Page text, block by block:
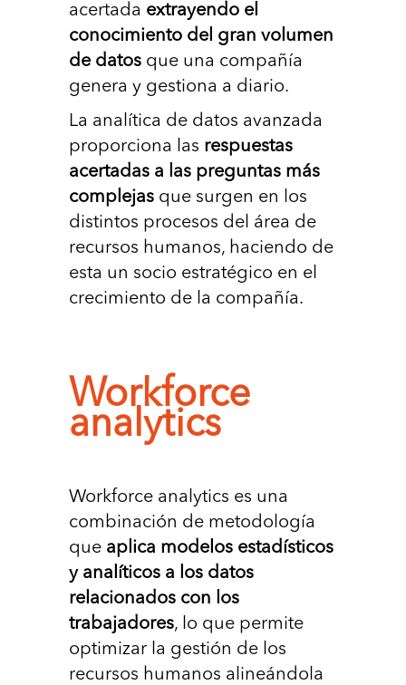
acertada extrayendo el
conocimiento del gran volumen
de datosque una compañía
genera y gestiona a diario.
La analítica de datos avanzada
proporciona las respuestas
acertadas a las preguntas más
complejasque surgen en los
distintos procesos del área de
recursos humanos, haciendo de
esta un socio estratégico en el
crecimiento de la compañía.
Workforce
analytics
Workforce analytics es una
combinación de metodología
que aplica modelos estadísticos
y analíticos a los datos
relacionados con los
trabajadores, lo que permite
optimizar la gestión de los
recursos humanos alineándola